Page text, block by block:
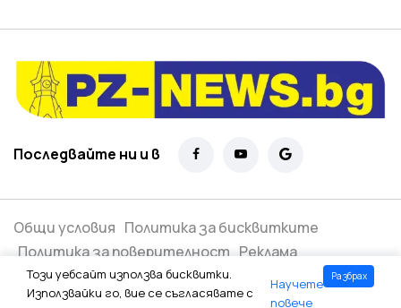
Последвайте ни и в
Общи условия Политика за бисквитките
Политика за поверителност Реклама
Всички права запазени ©2026
Този уебсайт използва бисквитки.
Използвайки го, вие се съгласявате с
Научете
повече
Разбрах